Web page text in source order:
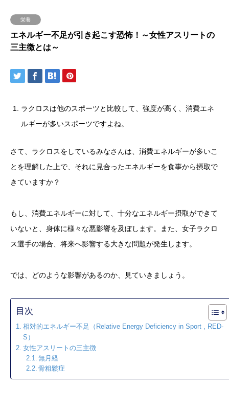
栄養
エネルギー不足が引き起こす恐怖！～女性アスリートの
三主徴とは～
ラクロスは他のスポーツと比較して、強度が高く、消費エネ
ルギーが多いスポーツですよね。
さて、ラクロスをしているみなさんは、消費エネルギーが多いこ
とを理解した上で、それに見合ったエネルギーを食事から摂取で
きていますか？
もし、消費エネルギーに対して、十分なエネルギー摂取ができて
いないと、身体に様々な悪影響を及ぼします。また、女子ラクロ
ス選手の場合、将来へ影響する大きな問題が発生します。
では、どのような影響があるのか、見ていきましょう。
目次
相対的エネルギー不足（Relative Energy Deficiency in Sport , RED-
S）
女性アスリートの三主徴
無月経
骨粗鬆症